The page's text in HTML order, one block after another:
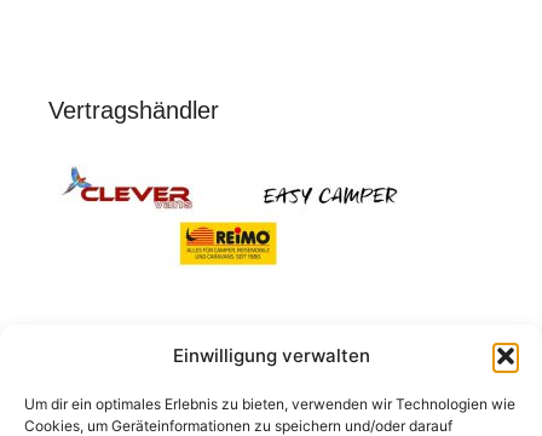
Einwilligung verwalten
Um dir ein optimales Erlebnis zu bieten, verwenden wir Technologien wie
Cookies, um Geräteinformationen zu speichern und/oder darauf
Vertragshändler
nach: